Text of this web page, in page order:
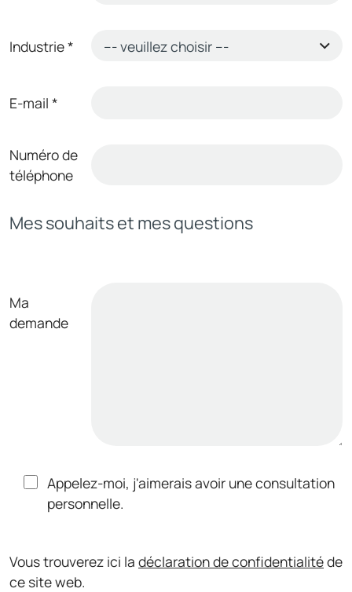
Industrie*
E-mail *
Numéro de
téléphone
Mes souhaits et mes questions
Ma
demande
Appelez-moi, j'aimerais avoir une consultation
personnelle.
Vous trouverez ici la déclaration de confidentialitéde
ce site web.